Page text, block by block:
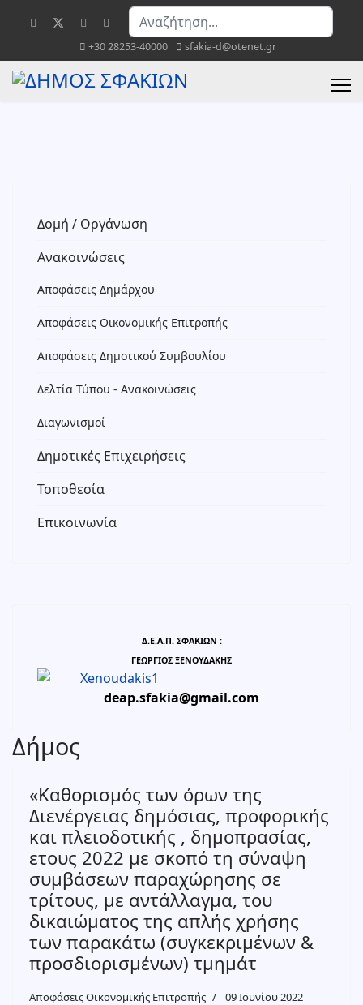
Αναζήτηση...
+30 28253-40000 sfakia-d@otenet.gr
Δομή / Οργάνωση
Ανακοινώσεις
Αποφάσεις Δημάρχου
Αποφάσεις Οικονομικής Επιτροπής
Αποφάσεις Δημοτικού Συμβουλίου
Δελτία Τύπου - Ανακοινώσεις
Διαγωνισμοί
Δημοτικές Επιχειρήσεις
Τοποθεσία
Επικοινωνία
Δ.Ε.Α.Π. ΣΦΑΚΙΩΝ :
ΓΕΩΡΓΙΟΣ ΞΕΝΟΥΔΑΚΗΣ
deap.sfakia@gmail.com
Δήμος
«Καθορισμός των όρων της
Διενέργειας δημόσιας, προφορικής
και πλειοδοτικής , δημοπρασίας,
ετους 2022 με σκοπό τη σύναψη
συμβάσεων παραχώρησης σε
τρίτους, με αντάλλαγμα, του
δικαιώματος της απλής χρήσης
των παρακάτω (συγκεκριμένων &
προσδιορισμένων) τμημάτ
Αποφάσεις Οικονομικής Επιτροπής 09 Ιουνίου 2022